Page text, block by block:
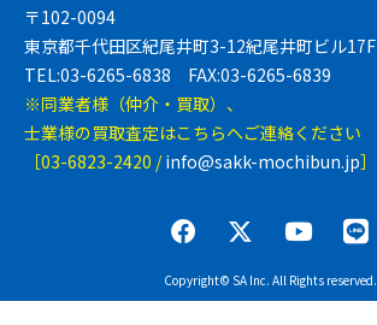
〒102-0094
東京都千代田区紀尾井町3-12紀尾井町ビル17F
TEL:03-6265-6838 FAX:03-6265-6839
※同業者様（仲介・買取）、
士業様の買取査定はこちらへご連絡ください
［03-6823-2420 /info@sakk-mochibun.jp］
Copyright© SA Inc. All Rights reserved.